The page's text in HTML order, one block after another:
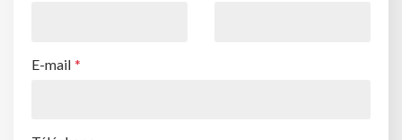
E-mail